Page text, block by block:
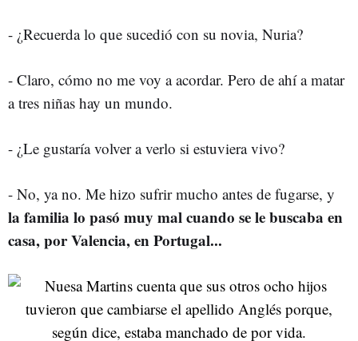
- ¿Recuerda lo que sucedió con su novia, Nuria?
- Claro, cómo no me voy a acordar. Pero de ahí a matar
a tres niñas hay un mundo.
- ¿Le gustaría volver a verlo si estuviera vivo?
- No, ya no. Me hizo sufrir mucho antes de fugarse, y
la familia lo pasó muy mal cuando se le buscaba en
casa, por Valencia, en Portugal...